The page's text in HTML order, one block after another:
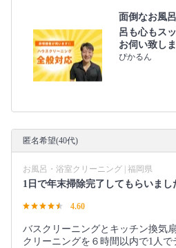
面倒なお風
呂も心もス
お伺い致しま
ぴかるん
匿名希望(40代)
お風呂・浴室クリーニング | 福岡県
1日で年末掃除完了してもらいまし
4.60
バスクリーニングとキッチン換気
クリーニングを６時間以内で1人